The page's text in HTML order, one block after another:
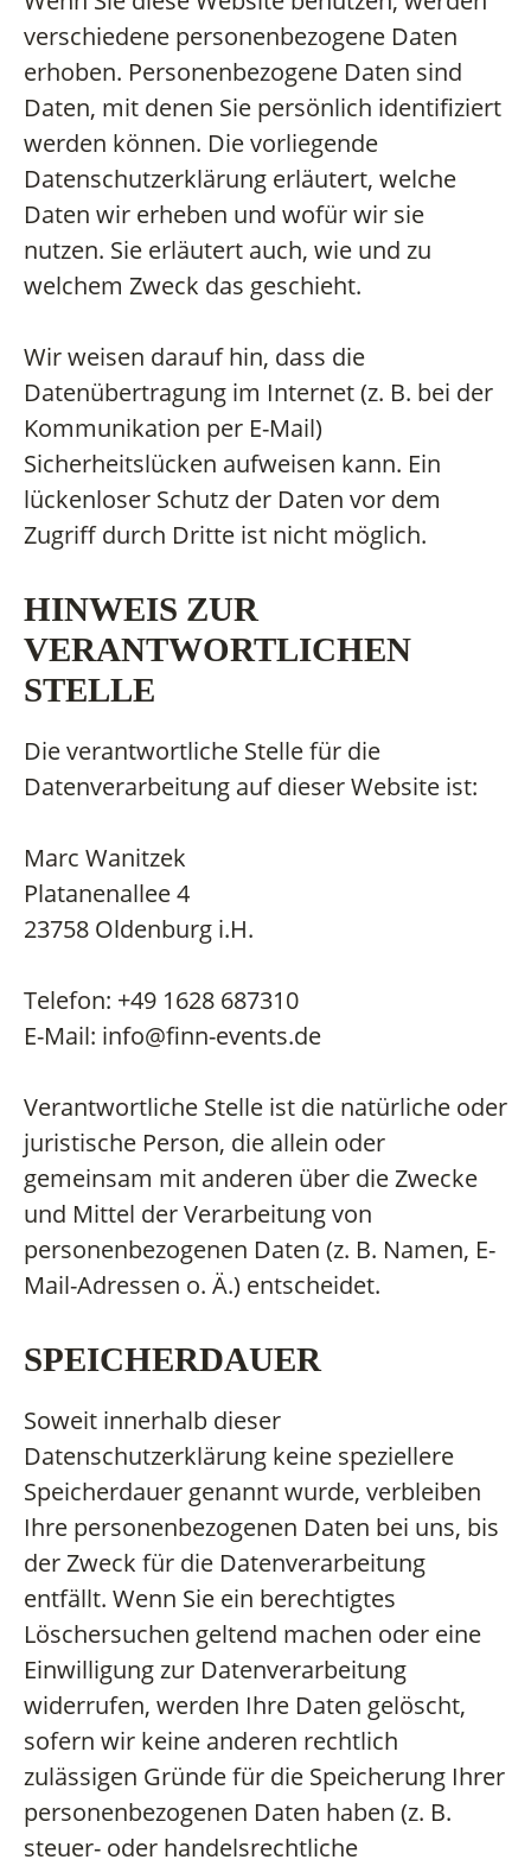
verschiedene personenbezogene Daten
erhoben. Personenbezogene Daten sind
Daten, mit denen Sie persönlich identifiziert
werden können. Die vorliegende
Datenschutzerklärung erläutert, welche
Daten wir erheben und wofür wir sie
nutzen. Sie erläutert auch, wie und zu
welchem Zweck das geschieht.
Wir weisen darauf hin, dass die
Datenübertragung im Internet (z. B. bei der
Kommunikation per E-Mail)
Sicherheitslücken aufweisen kann. Ein
lückenloser Schutz der Daten vor dem
Zugriff durch Dritte ist nicht möglich.
HINWEIS ZUR
VERANTWORTLICHEN
STELLE
Die verantwortliche Stelle für die
Datenverarbeitung auf dieser Website ist:
Marc Wanitzek
Platanenallee 4
23758 Oldenburg i.H.
Telefon: +49 1628 687310
E-Mail: info@finn-events.de
Verantwortliche Stelle ist die natürliche oder
juristische Person, die allein oder
gemeinsam mit anderen über die Zwecke
und Mittel der Verarbeitung von
personenbezogenen Daten (z. B. Namen, E-
Mail-Adressen o. Ä.) entscheidet.
SPEICHERDAUER
Soweit innerhalb dieser
Datenschutzerklärung keine speziellere
Speicherdauer genannt wurde, verbleiben
Ihre personenbezogenen Daten bei uns, bis
der Zweck für die Datenverarbeitung
entfällt. Wenn Sie ein berechtigtes
Löschersuchen geltend machen oder eine
Einwilligung zur Datenverarbeitung
widerrufen, werden Ihre Daten gelöscht,
sofern wir keine anderen rechtlich
zulässigen Gründe für die Speicherung Ihrer
personenbezogenen Daten haben (z. B.
steuer- oder handelsrechtliche